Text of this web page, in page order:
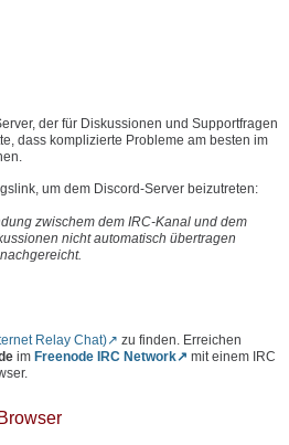
der für Diskussionen und Supportfragen
dass komplizierte Probleme am besten im
um dem Discord-Server beizutreten:
zwischem dem IRC-Kanal und dem
nicht automatisch übertragen
Relay Chat)
zu finden. Erreichen
im Freenode IRC Network
mit einem IRC